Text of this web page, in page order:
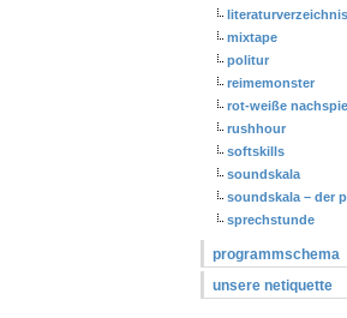
literaturverzeichnis
mixtape
politur
reimemonster
rot-weiße
rushhour
softskills
soundskala
soundskala – der
sprechstunde
programmschema
unsere netiquette